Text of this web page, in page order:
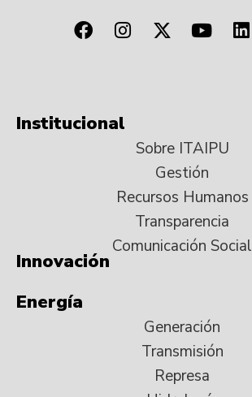
Institucional
Sobre ITAIPU
Gestión
Recursos Humanos
Transparencia
Comunicación Social
Innovación
Energía
Generación
Transmisión
Represa